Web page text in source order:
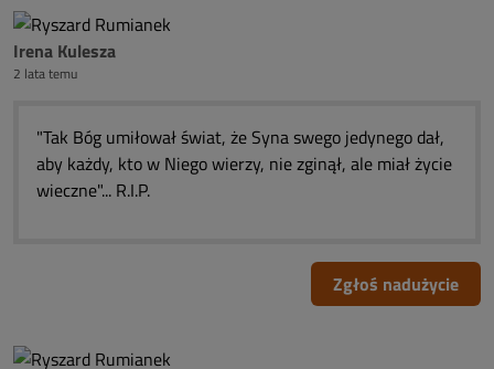
Irena Kulesza
2 lata temu
"Tak Bóg umiłował świat, że Syna swego jedynego dał,
aby każdy, kto w Niego wierzy, nie zginął, ale miał życie
wieczne"... R.I.P.
Zgłoś nadużycie